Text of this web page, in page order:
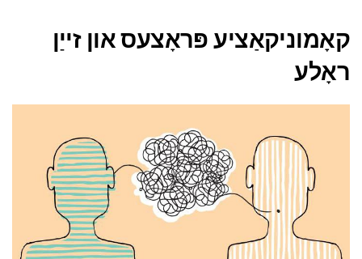
קאָמוניקאַציע פּראָצעס און זייַן
ראָלע